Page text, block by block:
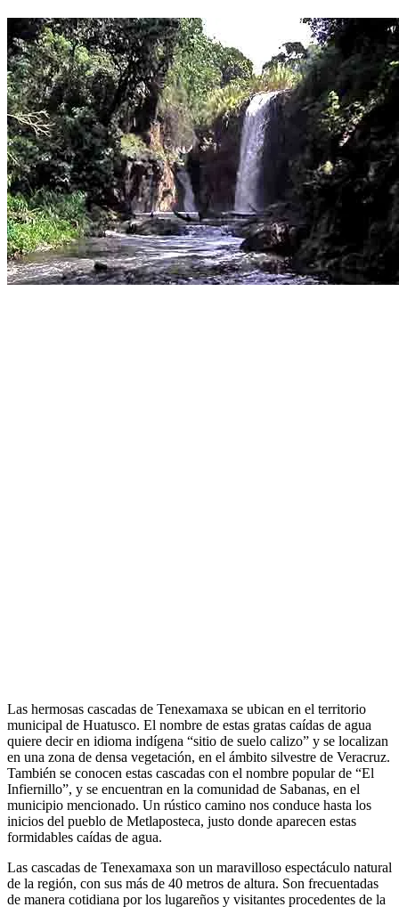
Las hermosas cascadas de Tenexamaxa se ubican en el territorio
municipal de Huatusco. El nombre de estas gratas caídas de agua
quiere decir en idioma indígena “sitio de suelo calizo” y se localizan
en una zona de densa vegetación, en el ámbito silvestre de Veracruz.
También se conocen estas cascadas con el nombre popular de “El
Infiernillo”, y se encuentran en la comunidad de Sabanas, en el
municipio mencionado. Un rústico camino nos conduce hasta los
inicios del pueblo de Metlaposteca, justo donde aparecen estas
formidables caídas de agua.
Las cascadas de Tenexamaxa son un maravilloso espectáculo natural
de la región, con sus más de 40 metros de altura. Son frecuentadas
de manera cotidiana por los lugareños y visitantes procedentes de la